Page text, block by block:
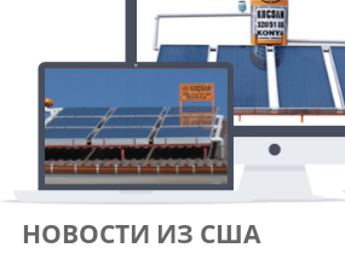
НОВОСТИ ИЗ США